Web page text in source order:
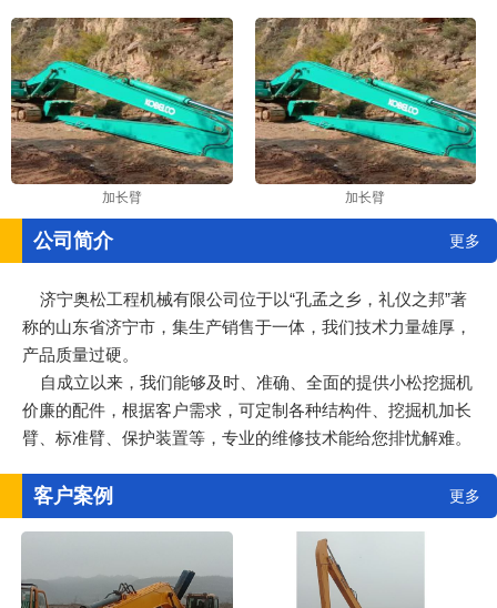
加长臂 加长臂
公司简介 更多
济宁奥松工程机械有限公司位于以“孔孟之乡，礼仪之邦”著
称的山东省济宁市，集生产销售于一体，我们技术力量雄厚，
产品质量过硬。
自成立以来，我们能够及时、准确、全面的提供小松挖掘机
价廉的配件，根据客户需求，可定制各种结构件、挖掘机加长
臂、标准臂、保护装置等，专业的维修技术能给您排忧解难。
客户案例 更多